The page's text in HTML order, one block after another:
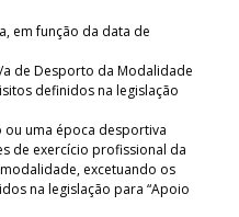
em função da data de
de Desporto da Modalidade
definidos na legislação
ou uma época desportiva
de exercício profissional da
excetuando os
na legislação para “Apoio